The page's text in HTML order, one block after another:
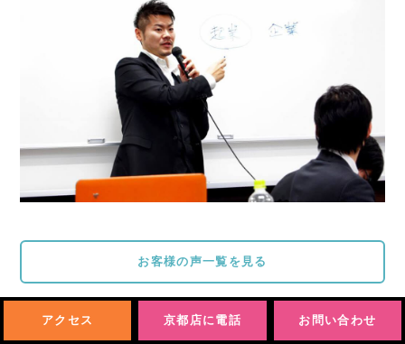
お客様の声一覧を見る
アクセス 京都店に電話 お問い合わせ